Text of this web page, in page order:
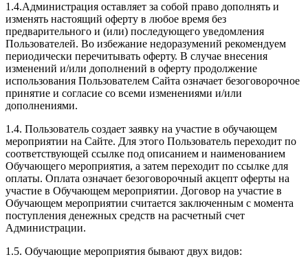
1.4.Администрация оставляет за собой право дополнять и
изменять настоящий оферту в любое время без
предварительного и (или) последующего уведомления
Пользователей. Во избежание недоразумений рекомендуем
периодически перечитывать оферту. В случае внесения
изменений и/или дополнений в оферту продолжение
использования Пользователем Сайта означает безоговорочное
принятие и согласие со всеми изменениями и/или
дополнениями.
1.4. Пользователь создает заявку на участие в обучающем
мероприятии на Сайте. Для этого Пользователь переходит по
соответствующей ссылке под описанием и наименованием
Обучающего мероприятия, а затем переходит по ссылке для
оплаты. Оплата означает безоговорочный акцепт оферты на
участие в Обучающем мероприятии. Договор на участие в
Обучающем мероприятии считается заключенным с момента
поступления денежных средств на расчетный счет
Администрации.
1.5. Обучающие мероприятия бывают двух видов: